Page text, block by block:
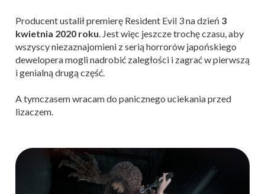
Producent ustalił premierę Resident Evil 3 na dzień 3
kwietnia 2020 roku. Jest więc jeszcze trochę czasu, aby
wszyscy niezaznajomieni z serią horrorów japońskiego
dewelopera mogli nadrobić zaległości i zagrać w pierwszą
i genialną drugą część.
A tymczasem wracam do panicznego uciekania przed
lizaczem.